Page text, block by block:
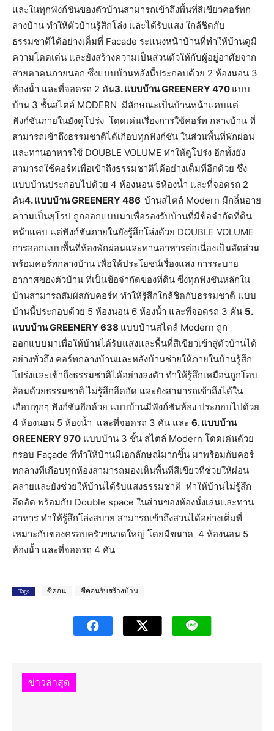
และในทุกฟังก์ชันของตัวบ้านสามารถเข้าถึงพื้นที่สีเขียวคอร์ทก
ลางบ้าน ทำให้ตัวบ้านรู้สึกโล่ง และได้รับแสง ใกล้ชิดกับ
ธรรมชาติได้อย่างเต็มที่ Facade ระแนงหน้าบ้านที่ทำให้บ้านดูมี
ความโดดเด่น และยังสร้างความเป็นส่วนตัวให้กับผู้อยู่อาศัยจาก
สายตาคนภายนอก ซึ่งแบบบ้านหลังนี้ประกอบด้วย 2 ห้องนอน 3
ห้องน้ำ และที่จอดรถ 2 คัน3. แบบบ้าน GREENERY 470 แบบ
บ้าน 3 ชั้นสไตล์ MODERN มีลักษณะเป็นบ้านหน้าแคบแต่
ฟังก์ชันภายในยังดูโปร่ง โดดเด่นเรื่องการใช้คอร์ท กลางบ้าน ที่
สามารถเข้าถึงธรรมชาติได้เกือบทุกฟังก์ชัน ในส่วนพื้นที่พักผ่อน
และทานอาหารใช้ DOUBLE VOLUME ทำให้ดูโปร่ง อีกทั้งยัง
สามารถใช้คอร์ทเพื่อเข้าถึงธรรมชาติได้อย่างเต็มที่อีกด้วย ซึ่ง
แบบบ้านประกอบไปด้วย 4 ห้องนอน 5ห้องน้ำ และที่จอดรถ 2
คัน4. แบบบ้าน GREENERY 486 บ้านสไตล์ Modern มีกลิ่นอาย
ความเป็นยุโรป ถูกออกแบบมาเพื่อรองรับบ้านที่มีข้อจำกัดที่ดิน
หน้าแคบ แต่ฟังก์ชันภายในยังรู้สึกโล่งด้วย DOUBLE VOLUME
การออกแบบพื้นที่ห้องพักผ่อนและทานอาหารต่อเนื่องเป็นสัดส่วน
พร้อมคอร์ทกลางบ้าน เพื่อให้ประโยชน์เรื่องแสง การระบาย
อากาศของตัวบ้าน ที่เป็นข้อจำกัดของที่ดิน ซึ่งทุกฟังชันหลักใน
บ้านสามารถสัมผัสกับคอร์ท ทำให้รู้สึกใกล้ชิดกับธรรมชาติ แบบ
บ้านนี้ประกอบด้วย 5 ห้องนอน 6 ห้องน้ำ และที่จอดรถ 3 คัน 5.
แบบบ้าน GREENERY 638 แบบบ้านสไตล์ Modern ถูก
ออกแบบมาเพื่อให้บ้านได้รับแสงและพื้นที่สีเขียวเข้าสู่ตัวบ้านได้
อย่างทั่วถึง คอร์ทกลางบ้านและหลังบ้านช่วยให้ภายในบ้านรู้สึก
โปร่งและเข้าถึงธรรมชาติได้อย่างลงตัว ทำให้รู้สึกเหมือนถูกโอบ
ล้อมด้วยธรรมชาติ ไม่รู้สึกอึดอัด และยังสามารถเข้าถึงได้ใน
เกือบทุกๆ ฟังก์ชันอีกด้วย แบบบ้านมีฟังก์ชันห้อง ประกอบไปด้วย
4 ห้องนอน 5 ห้องน้ำ และที่จอดรถ 3 คัน และ 6. แบบบ้าน
GREENERY 970 แบบบ้าน 3 ชั้น สไตล์ Modern โดดเด่นด้วย
กรอบ Façade ที่ทำให้บ้านมีเอกลักษณ์มากขึ้น มาพร้อมกับคอร์
ทกลางที่เกือบทุกห้องสามารถมองเห็นพื้นที่สีเขียวที่ช่วยให้ผ่อน
คลายและยังช่วยให้บ้านได้รับแสงธรรมชาติ ทำให้บ้านไม่รู้สึก
อึดอัด พร้อมกับ Double space ในส่วนของห้องนั่งเล่นและทาน
อาหาร ทำให้รู้สึกโล่งสบาย สามารถเข้าถึงสวนได้อย่างเต็มที่
เหมาะกับของครอบครัวขนาดใหญ่ โดยมีขนาด 4 ห้องนอน 5
ห้องน้ำ และที่จอดรถ 4 คัน
Tags ซีคอน ซีคอนรับสร้างบ้าน
ข่าวล่าสุด